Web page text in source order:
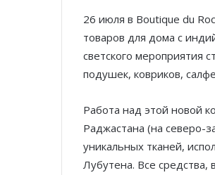
26 июля в Boutique du
товаров для дома с
светского мероприятия
подушек, ковриков,
Работа над этой новой
Раджастана (на северо-
уникальных тканей,
Лубутена. Все